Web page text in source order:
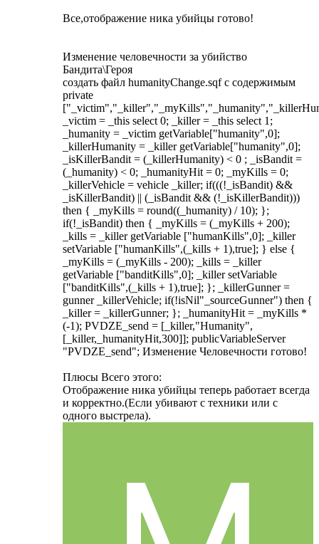
Все,отображение ника убийцы готово!
Изменение человечности за убийство
Бандита\Героя
создать файл humanityChange.sqf с содержимым
private
_victim = _this select 0; _killer = _this select 1;
_humanity = _victim getVariable["humanity",0];
_killerHumanity = _killer getVariable["humanity",0];
_isKillerBandit = (_killerHumanity) < 0 ; _isBandit =
(_humanity) < 0; _humanityHit = 0; _myKills = 0;
_killerVehicle = vehicle _killer; if(((!_isBandit) &&
_isKillerBandit) || (_isBandit && (!_isKillerBandit)))
then { _myKills = round((_humanity) / 10); };
if(!_isBandit) then { _myKills = (_myKills + 200);
_kills = _killer getVariable ["humanKills",0]; _killer
setVariable ["humanKills",(_kills + 1),true]; } else {
_myKills = (_myKills - 200); _kills = _killer
getVariable ["banditKills",0]; _killer setVariable
["banditKills",(_kills + 1),true]; }; _killerGunner =
gunner _killerVehicle; if(!isNil"_sourceGunner") then {
_killer = _killerGunner; }; _humanityHit = _myKills *
(-1); PVDZE_send = [_killer,"Humanity",
[_killer,_humanityHit,300]]; publicVariableServer
"PVDZE_send"; Изменение Человечности готово!
Плюсы Всего этого:
Отображение ника убийцы теперь работает всегда
и корректно.(Если убивают с техники или с
одного выстрела).